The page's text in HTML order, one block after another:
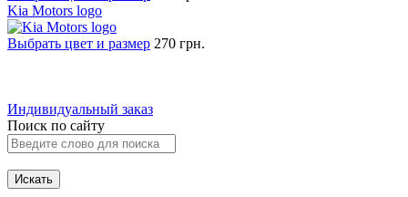
Kia Motors logo
Выбрать цвет и размер 270 грн.
Индивидуальный заказ
Поиск по сайту